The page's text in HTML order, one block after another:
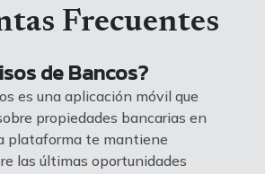
Frecuentes
de Bancos?
es una aplicación móvil que
propiedades bancarias en
plataforma te mantiene
las últimas oportunidades